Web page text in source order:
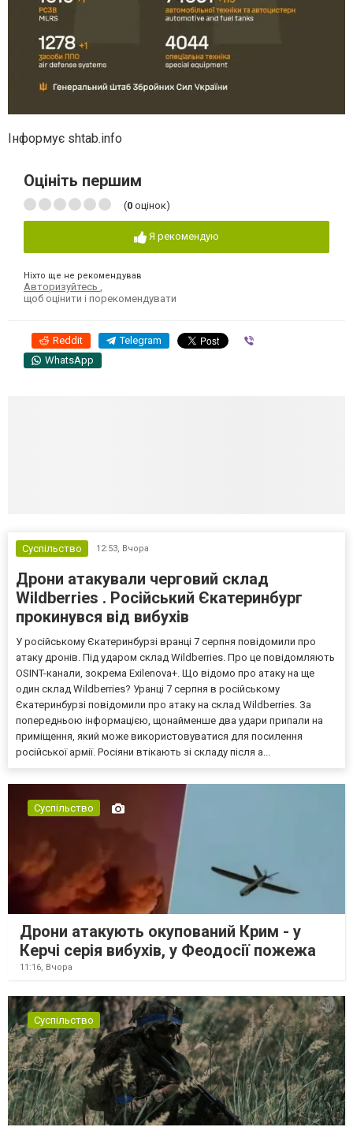
Інформує shtab.info
Оцініть першим
(0 оцінок)
Я рекомендую
Ніхто ще не рекомендував
Авторизуйтесь ,
щоб оцінити і порекомендувати
Reddit Telegram
WhatsApp
Суспільство 12:53, Вчора
Дрони атакували черговий склад
Wildberries . Російський Єкатеринбург
прокинувся від вибухів
У російському Єкатеринбурзі вранці 7 серпня повідомили про
атаку дронів. Під ударом склад Wildberries. Про це повідомляють
OSINT-канали, зокрема Exilenova+. Що відомо про атаку на ще
один склад Wildberries? Уранці 7 серпня в російському
Єкатеринбурзі повідомили про атаку на склад Wildberries. За
попередньою інформацією, щонайменше два удари припали на
приміщення, який може використовуватися для посилення
російської армії. Росіяни втікають зі складу після а...
Суспільство
Дрони атакують окупований Крим - у
Керчі серія вибухів, у Феодосії пожежа
11:16, Вчора
Суспільство